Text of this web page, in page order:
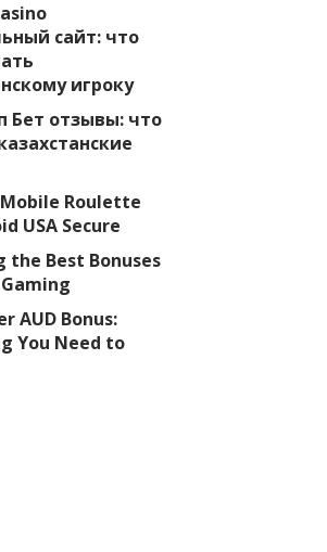
сайт: что
игроку
Бет отзывы: что
Roulette
USA Secure
the Best Bonuses
AUD Bonus:
You Need to